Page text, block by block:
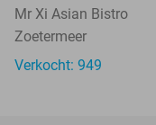
Mr Xi Asian Bistro
Zoetermeer
Verkocht: 949